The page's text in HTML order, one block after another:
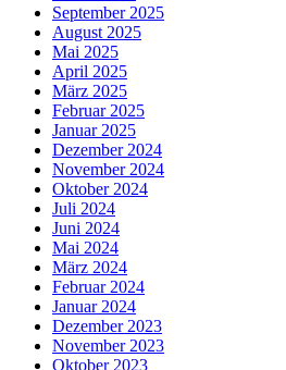
September 2025
August 2025
Mai 2025
April 2025
März 2025
Februar 2025
Januar 2025
Dezember 2024
November 2024
Oktober 2024
Juli 2024
Juni 2024
Mai 2024
März 2024
Februar 2024
Januar 2024
Dezember 2023
November 2023
Oktober 2023